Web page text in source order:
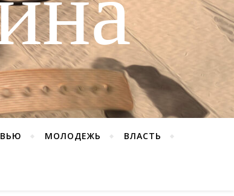
МОЛОДЕЖЬ ВЛАСТЬ